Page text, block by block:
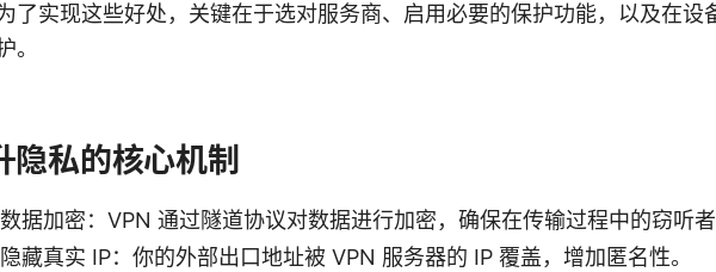
了实现这些好处，关键在于选对服务商、启用必要的保护功能，以及在设
。
隐私的核心机制
数据加密：VPN 通过隧道协议对数据进行加密，确保在传输过程中的窃听
隐藏真实 IP：你的外部出口地址被 VPN 服务器的 IP 覆盖，增加匿名性。